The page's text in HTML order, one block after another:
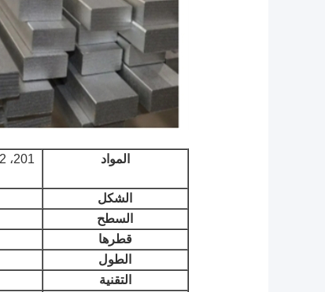
المواد
الشكل
السطح
قطرها
الطول
التقنية